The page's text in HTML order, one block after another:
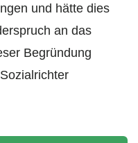
und hätte dies
an das
Begründung